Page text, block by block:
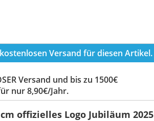
Versand für diesen Artikel.
Versand und bis zu 1500€
nur 8,90€/Jahr.
offizielles Logo Jubiläum 2025